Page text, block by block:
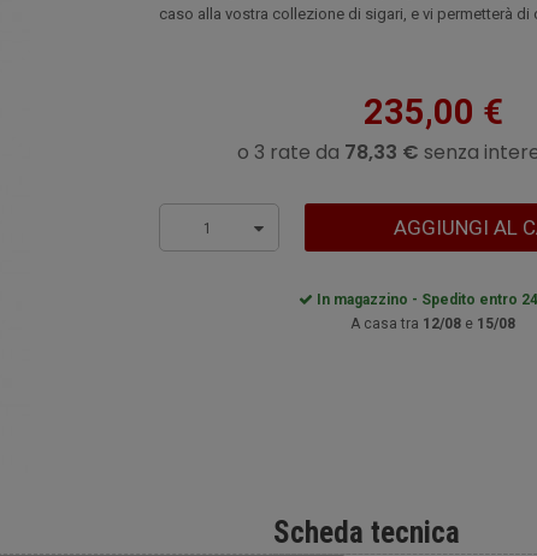
caso alla vostra collezione di sigari, e vi permetterà di
235,00 €
1 AGGIUNGI AL
In magazzino - Spedito entro
A casa tra 12/08 e 15/08
Scheda tecnica